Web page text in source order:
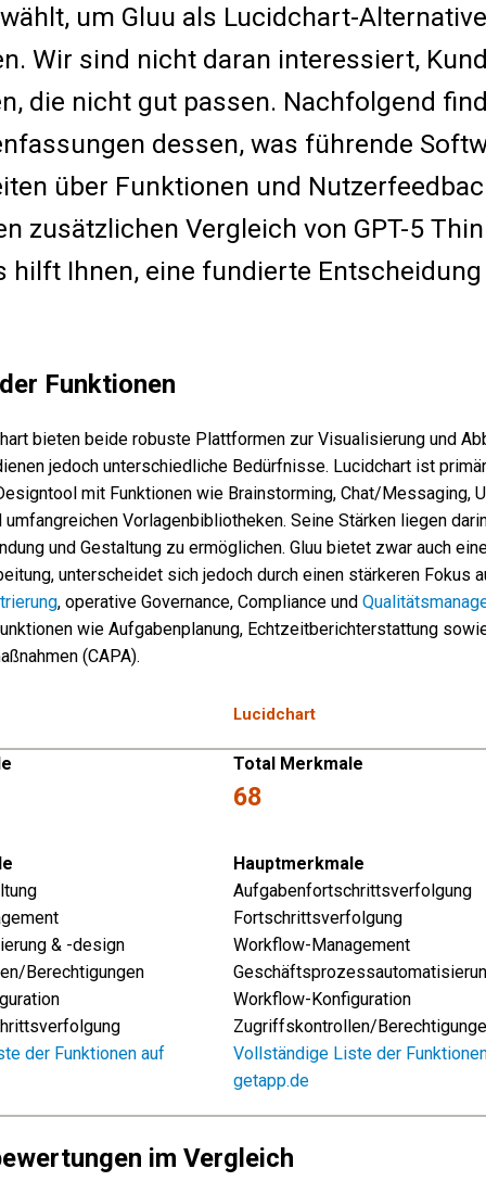
um Gluu als Lucidchart-
Wir sind nicht daran interessiert,
die nicht gut passen. Nachfolgend
dessen, was führende
über Funktionen und
zusätzlichen Vergleich von GPT-5
hilft Ihnen, eine fundierte
Funktionen
bieten beide robuste Plattformen zur Visualisierung und
jedoch unterschiedliche Bedürfnisse. Lucidchart ist
mit Funktionen wie Brainstorming, Chat/Messaging,
Vorlagenbibliotheken. Seine Stärken liegen
und Gestaltung zu ermöglichen. Gluu bietet zwar auch
unterscheidet sich jedoch durch einen stärkeren Fokus
, operative Governance, Compliance und
wie Aufgabenplanung, Echtzeitberichterstattung
(CAPA).
Lucidchart
& -design
Berechtigungen
der Funktionen auf
Total Merkmale
68
Hauptmerkmale
Aufgabenfortschrittsverfolgung
Fortschrittsverfolgung
Workflow-Management
Workflow-Konfiguration
Zugriffskontrollen/
Vollständige Liste der
getapp.de
im Vergleich